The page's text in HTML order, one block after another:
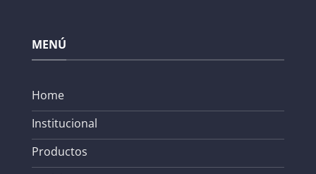
MENÚ
Home
Institucional
Productos